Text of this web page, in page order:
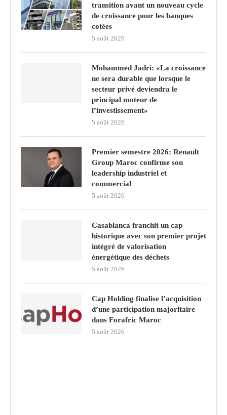
transition avant un nouveau cycle
de croissance pour les banques
cotées
5 août 2026
Mohammed Jadri: «La croissance
ne sera durable que lorsque le
secteur privé deviendra le
principal moteur de
l’investissement»
5 août 2026
Premier semestre 2026: Renault
Group Maroc confirme son
leadership industriel et
commercial
5 août 2026
Casablanca franchit un cap
historique avec son premier projet
intégré de valorisation
énergétique des déchets
5 août 2026
Cap Holding finalise l’acquisition
d’une participation majoritaire
dans Forafric Maroc
5 août 2026